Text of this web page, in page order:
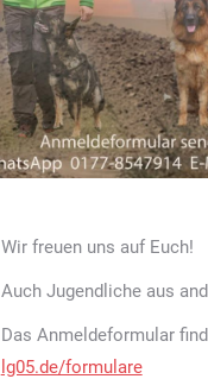
Wir freuen uns auf Euch!
Auch Jugendliche aus
Das Anmeldeformular
lg05.de/formulare